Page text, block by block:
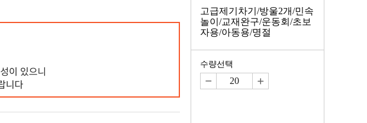
고급제기차기/방울2개/민속
놀이/교재완구/운동회/초보
자용/아동용/명절
수량선택